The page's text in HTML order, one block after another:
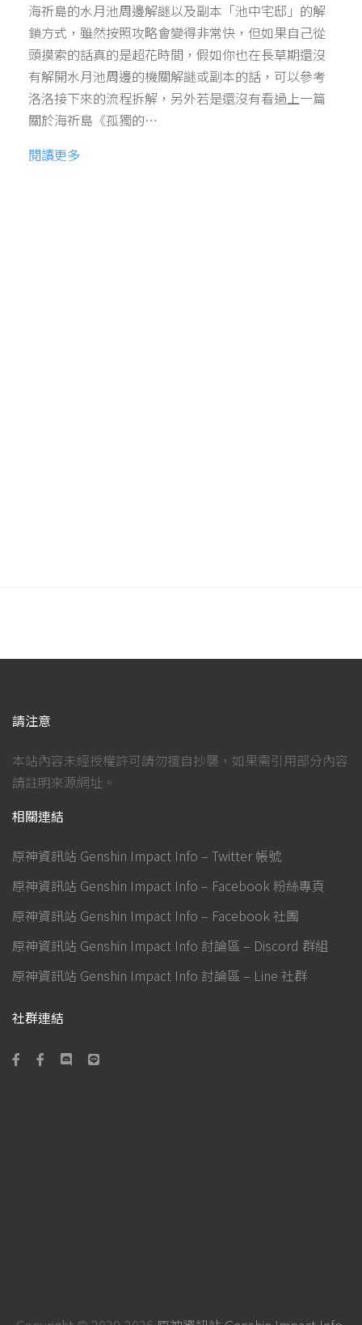
海祈島的水月池周邊解謎以及副本「池中宅邸」的解
鎖方式，雖然按照攻略會變得非常快，但如果自己從
頭摸索的話真的是超花時間，假如你也在長草期還沒
有解開水月池周邊的機關解謎或副本的話，可以參考
洛洛接下來的流程拆解，另外若是還沒有看過上一篇
關於海祈島《孤獨的…
閱讀更多
請注意
本站內容未經授權許可請勿擅自抄襲，如果需引用部分內容
請註明來源網址。
相關連結
原神資訊站 Genshin Impact Info – Twitter 帳號
原神資訊站 Genshin Impact Info – Facebook 粉絲專頁
原神資訊站 Genshin Impact Info – Facebook 社團
原神資訊站 Genshin Impact Info 討論區 – Discord 群組
原神資訊站 Genshin Impact Info 討論區 – Line 社群
社群連結